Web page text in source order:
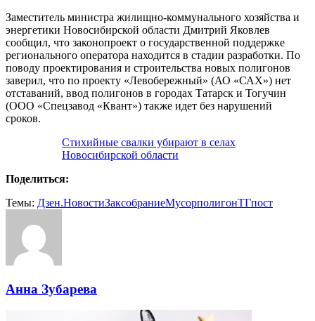
Заместитель министра жилищно-коммунального хозяйства и
энергетики Новосибирской области Дмитрий Яковлев
сообщил, что законопроект о государственной поддержке
регионального оператора находится в стадии разработки. По
поводу проектирования и строительства новых полигонов
заверил, что по проекту «Левобережный» (АО «САХ») нет
отставаний, ввод полигонов в городах Татарск и Тогучин
(ООО «Спецзавод «Квант») также идет без нарушений
сроков.
Стихийные свалки убирают в селах
Новосибирской области
Поделиться:
Темы: Дзен.НовостиЗаксобраниеМусорполигонТГпост
Анна Зубарева